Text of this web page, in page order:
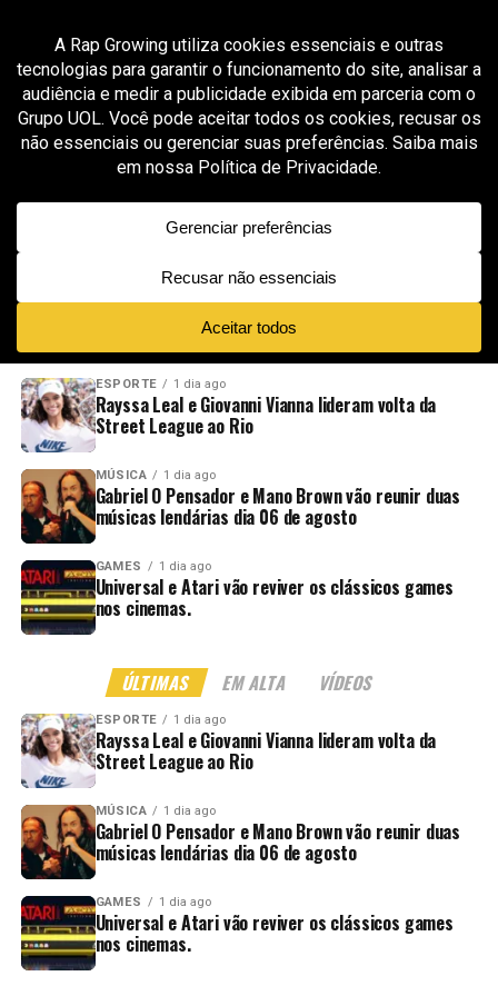
All posts tagged "Paraisópolis"
MÚSICA 1 mês ago
MC Hariel fortalece parceria com Projeto
Legado em Paraisópolis e conecta “A Vida É Um
Freestyle” à educação
NOVIDADES EM ALTA VÍDEOS
ESPORTE 1 dia ago
Rayssa Leal e Giovanni Vianna lideram volta da
Street League ao Rio
MÚSICA 1 dia ago
Gabriel O Pensador e Mano Brown vão reunir duas
músicas lendárias dia 06 de agosto
GAMES 1 dia ago
Universal e Atari vão reviver os clássicos games
nos cinemas.
ÚLTIMAS EM ALTA VÍDEOS
ESPORTE 1 dia ago
Rayssa Leal e Giovanni Vianna lideram volta da
Street League ao Rio
MÚSICA 1 dia ago
Gabriel O Pensador e Mano Brown vão reunir duas
músicas lendárias dia 06 de agosto
GAMES 1 dia ago
Universal e Atari vão reviver os clássicos games
nos cinemas.